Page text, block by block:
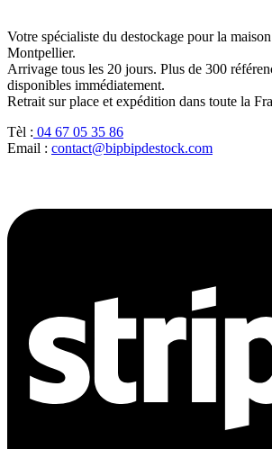
Votre spécialiste du destockage pour la
Montpellier.
Arrivage tous les 20 jours. Plus de 300
disponibles immédiatement.
Retrait sur place et expédition dans toute la
Tèl : 04 67 05 35 86
Email : contact@bipbipdestock.com